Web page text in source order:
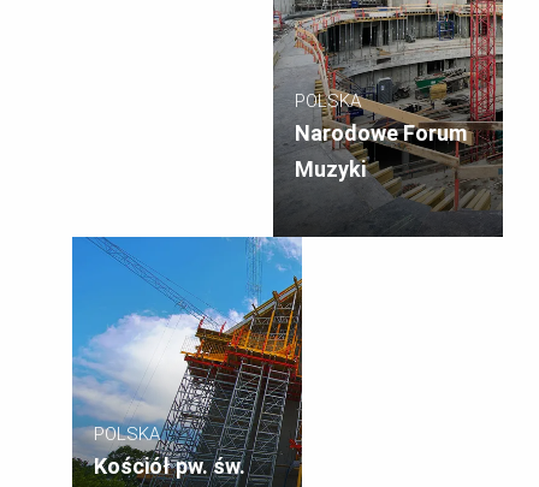
POLSKA
Narodowe Forum
Muzyki
POLSKA
Kościół pw. św.